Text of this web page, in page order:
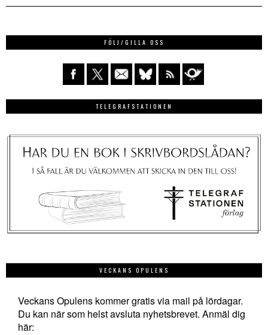
FÖLJ/GILLA OSS
TELEGRAFSTATIONEN
VECKANS OPULENS
Veckans Opulens kommer gratis via mail på lördagar.
Du kan när som helst avsluta nyhetsbrevet. Anmäl dig
här: